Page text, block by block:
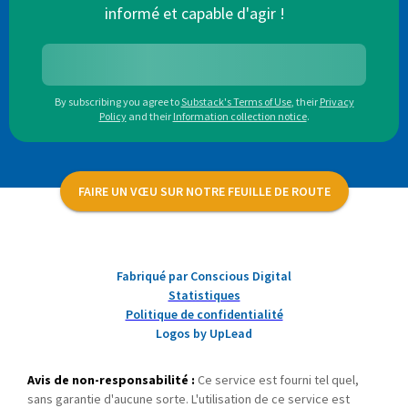
informé et capable d'agir !
By subscribing you agree toSubstack's Terms of Use, their Privacy
Policy and their Information collection notice.
FAIRE UN VŒU SUR NOTRE FEUILLE DE ROUTE
Fabriqué par Conscious Digital
Statistiques
Politique de confidentialité
Logos by UpLead
Avis de non-responsabilité : Ce service est fourni tel quel,
sans garantie d'aucune sorte. L'utilisation de ce service est